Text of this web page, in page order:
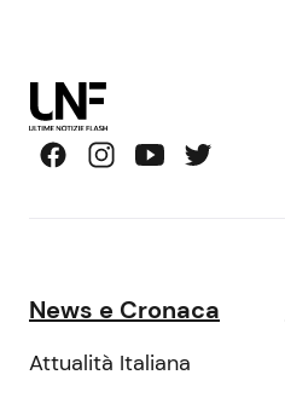
News e Cronaca
Attualità Italiana